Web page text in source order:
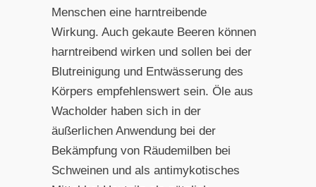
Menschen eine harntreibende
Wirkung. Auch gekaute Beeren können
harntreibend wirken und sollen bei der
Blutreinigung und Entwässerung des
Körpers empfehlenswert sein. Öle aus
Wacholder haben sich in der
äußerlichen Anwendung bei der
Bekämpfung von Räudemilben bei
Schweinen und als antimykotisches